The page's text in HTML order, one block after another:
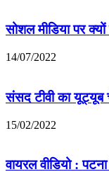
सोशल मीडिया पर क्यों
14/07/2022
संसद टीवी का
15/02/2022
वायरल वीडियो :